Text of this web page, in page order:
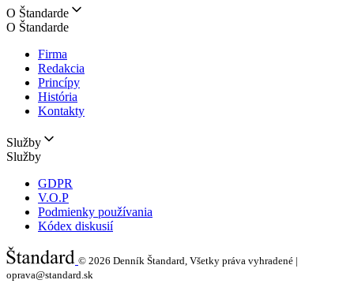
O Štandarde
O Štandarde
Firma
Redakcia
Princípy
História
Kontakty
Služby
Služby
GDPR
V.O.P
Podmienky používania
Kódex diskusií
© 2026 Denník Štandard, Všetky práva vyhradené |
oprava@standard.sk